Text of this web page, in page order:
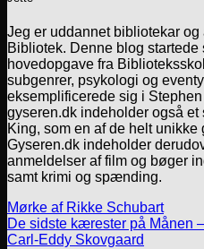
Jeg er uddannet bibliotekar
Bibliotek. Denne blog
hovedopgave fra
subgenrer, psykologi og
eksemplificerede sig i
gyseren.dk indeholder også
King, som en af de helt unikke
Gyseren.dk indeholder
anmeldelser af film og bøger
samt krimi og spænding.
Mørke af Rikke Schubart
De sidste kærester på Månen
Carl-Eddy Skovgaard